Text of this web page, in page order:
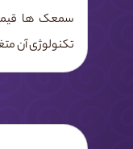
سمعک ها
تکنولوژی آن